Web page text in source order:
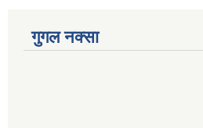
गुगल नक्सा